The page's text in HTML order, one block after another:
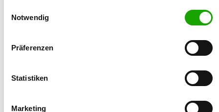
Sie unsere Webseite weiterhin nutzen.
Notwendig
Präferenzen
Statistiken
Marketing
Land: